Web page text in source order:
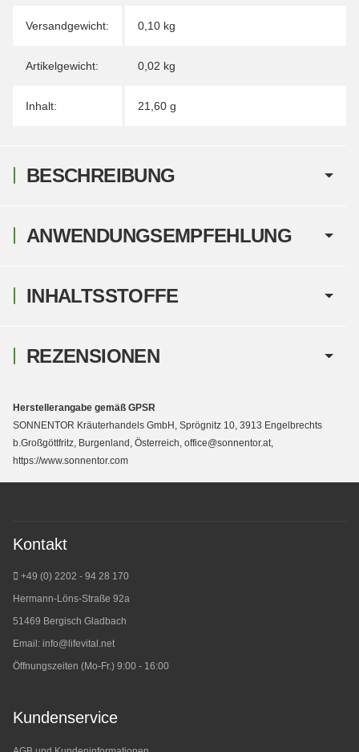
Versandgewicht: 0,10 kg
Artikelgewicht: 0,02 kg
Inhalt: 21,60 g
BESCHREIBUNG
ANWENDUNGSEMPFEHLUNG
INHALTSSTOFFE
REZENSIONEN
Herstellerangabe gemäß GPSR
SONNENTOR Kräuterhandels GmbH, Sprögnitz 10, 3913 Engelbrechts
b.Großgöttfritz, Burgenland, Österreich, office@sonnentor.at,
https://www.sonnentor.com
Kontakt
+49 (0) 2202 - 94 28 170
Hermann-Löns-Straße 92a
51469 Bergisch Gladbach
Email: info@lifevital.net
Öffnungszeiten (Mo-Fr.) 9:00 - 16:00
Kundenservice